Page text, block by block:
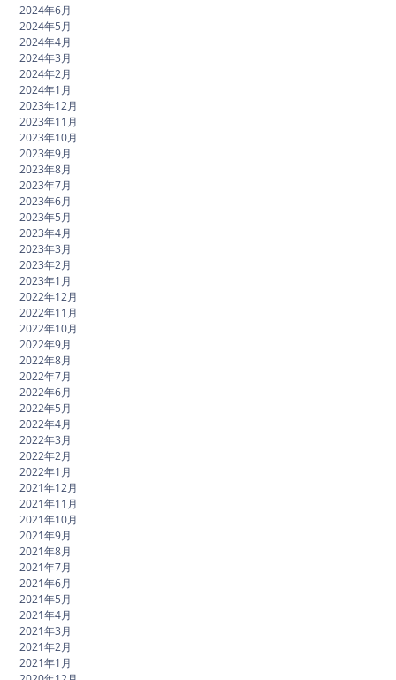
2024年6月
2024年5月
2024年4月
2024年3月
2024年2月
2024年1月
2023年12月
2023年11月
2023年10月
2023年9月
2023年8月
2023年7月
2023年6月
2023年5月
2023年4月
2023年3月
2023年2月
2023年1月
2022年12月
2022年11月
2022年10月
2022年9月
2022年8月
2022年7月
2022年6月
2022年5月
2022年4月
2022年3月
2022年2月
2022年1月
2021年12月
2021年11月
2021年10月
2021年9月
2021年8月
2021年7月
2021年6月
2021年5月
2021年4月
2021年3月
2021年2月
2021年1月